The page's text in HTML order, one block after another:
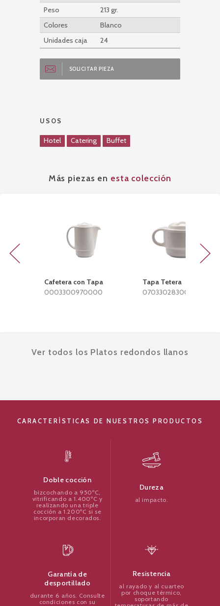
Peso
213 gr.
Colores
Blanco
Unidades caja
24
SOLICITAR PIEZA
USOS
Hotel Catering Buffet
Más piezas en esta colección
Cafetera con Tapa
0003300970000
Tapa Tetera
0703302830000
Ver todos los Platos redondos llanos
CARACTERÍSTICAS DE NUESTROS PRODUCTOS
Doble cocción
bizcochando a 950ºC,
vitrificando a 1.400ºC y
realizando una triple
cocción a 1.200ºC si se
incorporan decorados.
Dureza
al impacto.
Garantía de
desportillado
durante 6 años. Consulte
condiciones con su
Resistencia
al rayado y al cuarteo
por choque térmico,
soportando